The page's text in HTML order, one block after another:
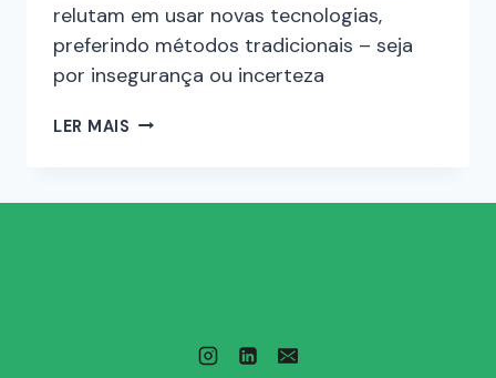
relutam em usar novas tecnologias,
preferindo métodos tradicionais – seja
por insegurança ou incerteza
LER MAIS